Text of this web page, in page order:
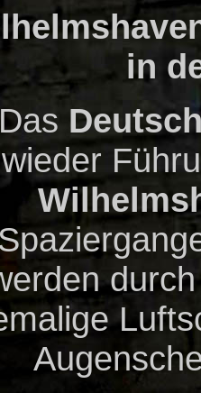
in
Das
wieder